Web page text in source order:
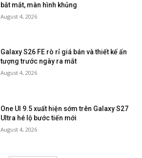
bắt mắt, màn hình khủng
August 4, 2026
Galaxy S26 FE rò rỉ giá bán và thiết kế ấn
tượng trước ngày ra mắt
August 4, 2026
One UI 9.5 xuất hiện sớm trên Galaxy S27
Ultra hé lộ bước tiến mới
August 4, 2026